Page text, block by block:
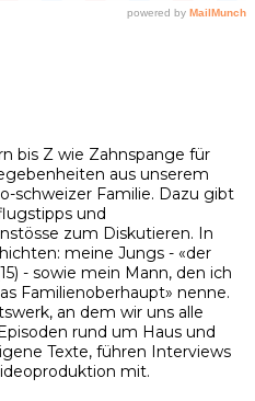
bis Z wie Zahnspange für
aus unserem
schweizer Familie. Dazu gibt
und
zum Diskutieren. In
meine Jungs - «der
- sowie mein Mann, den ich
Familienoberhaupt» nenne.
an dem wir uns alle
rund um Haus und
Texte, führen Interviews
mit.